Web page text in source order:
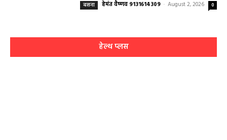
बसना हेमंत वैष्णव 9131614309 - August 2, 2026 0
हेल्थ प्लस